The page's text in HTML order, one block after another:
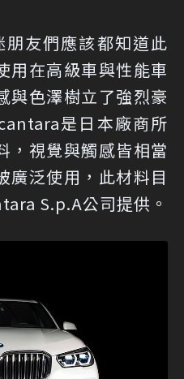
友們應該都知道此
用在高級車與性能車
與色澤樹立了強烈豪
是日本廠商所
，視覺與觸感皆相當
廣泛使用，此材料目
S.p.A公司提供。